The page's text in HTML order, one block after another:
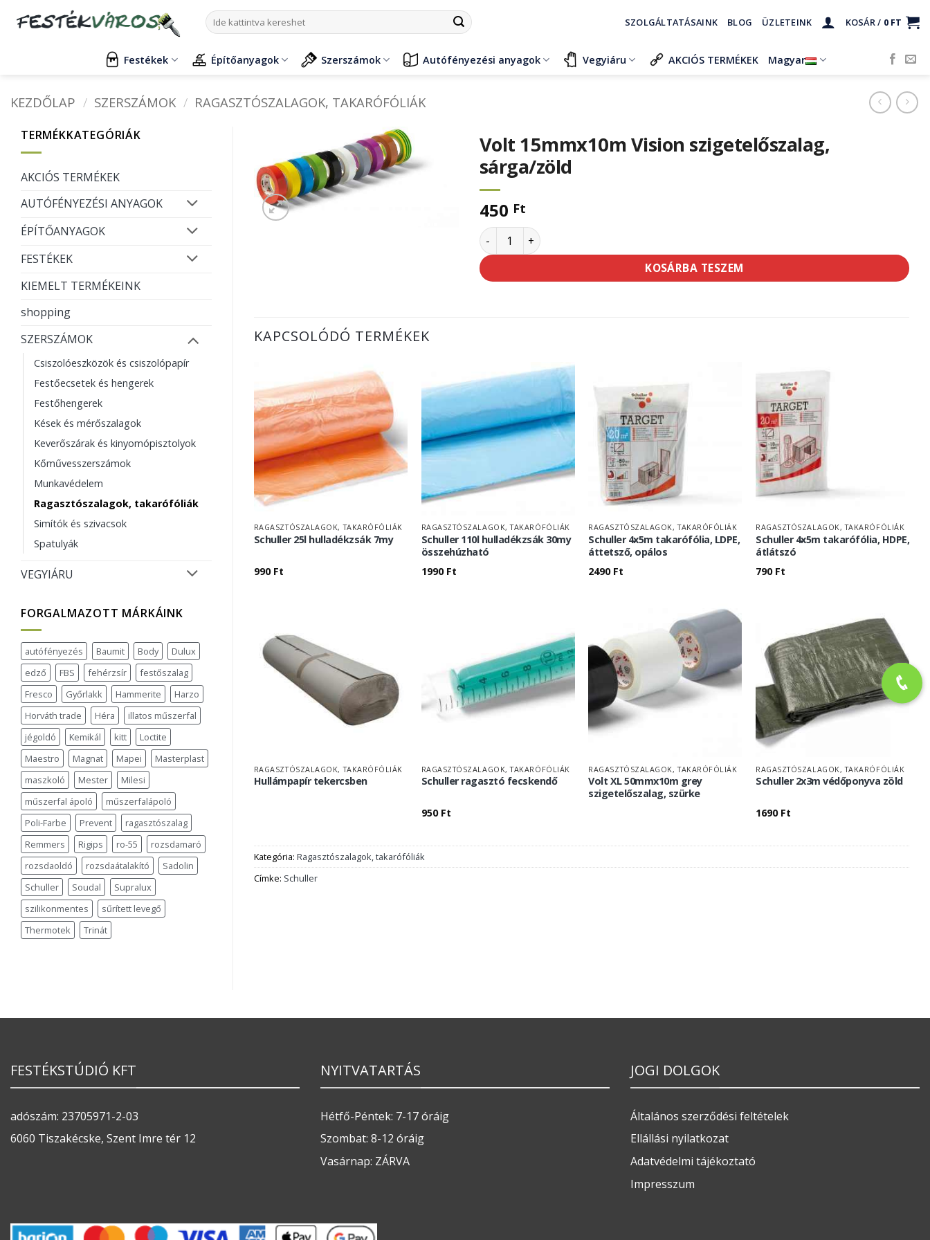
Keresés
a
SZOLGÁLTATÁSAINK BLOG ÜZLETEINK KOSÁR / 0 FT
Festékek Építőanyagok Szerszámok Autófényezési anyagok Vegyiáru AKCIÓS TERMÉKEK Magyar
KEZDŐLAP / SZERSZÁMOK / RAGASZTÓSZALAGOK, TAKARÓFÓLIÁK
TERMÉKKATEGÓRIÁK
AKCIÓS TERMÉKEK
AUTÓFÉNYEZÉSI ANYAGOK
ÉPÍTŐANYAGOK
FESTÉKEK
KIEMELT TERMÉKEINK
shopping
SZERSZÁMOK
Csiszolóeszközök és csiszolópapír
Festőecsetek és hengerek
Festőhengerek
Kések és mérőszalagok
Keverőszárak és kinyomópisztolyok
Kőművesszerszámok
Munkavédelem
Ragasztószalagok, takarófóliák
Simítók és szivacsok
Spatulyák
VEGYIÁRU
FORGALMAZOTT MÁRKÁINK
autófényezés Baumit Body
Dulux
edző
FBS fehérzsír
festőszalag
Fresco
Győrlakk Hammerite
Harzo
Horváth trade
Héra
illatos műszerfal
jégoldó
Kemikál kitt
Loctite
Maestro
Magnat Mapei
Masterplast
maszkoló
Mester
Milesi
műszerfal ápoló
műszerfalápoló
Poli-Farbe
Prevent
ragasztószalag
Remmers
Rigips ro-55
rozsdamaró
rozsdaoldó
rozsdaátalakító
Sadolin
Schuller
Soudal
Supralux
szilikonmentes
sűrített levegő
Thermotek
Trinát
Volt 15mmx10m Vision szigetelőszalag,
sárga/zöld
450 Ft
Volt 15mmx10m Vision szigetelőszalag, sárga/zöld mennyiség
KOSÁRBA TESZEM
KAPCSOLÓDÓ TERMÉKEK
RAGASZTÓSZALAGOK, TAKARÓFÓLIÁK
Schuller 25l hulladékzsák 7my
990 Ft
RAGASZTÓSZALAGOK, TAKARÓFÓLIÁK
Schuller 110l hulladékzsák 30my
összehúzható
1990 Ft
RAGASZTÓSZALAGOK, TAKARÓFÓLIÁK
Schuller 4x5m takarófólia, LDPE,
áttetsző, opálos
2490 Ft
RAGASZTÓSZALAGOK, TAKARÓFÓLIÁK
Schuller 4x5m takarófólia, HDPE,
átlátszó
790 Ft
RAGASZTÓSZALAGOK, TAKARÓFÓLIÁK
Hullámpapír tekercsben
RAGASZTÓSZALAGOK, TAKARÓFÓLIÁK
Schuller ragasztó fecskendő
950 Ft
RAGASZTÓSZALAGOK, TAKARÓFÓLIÁK
Volt XL 50mmx10m grey
szigetelőszalag, szürke
RAGASZTÓSZALAGOK, TAKARÓFÓLIÁK
Schuller 2x3m védőponyva zöld
1690 Ft
Kategória: Ragasztószalagok, takarófóliák
Címke: Schuller
FESTÉKSTÚDIÓ KFT
adószám: 23705971-2-03
6060 Tiszakécske, Szent Imre tér 12
NYITVATARTÁS
Hétfő-Péntek: 7-17 óráig
Szombat: 8-12 óráig
Vasárnap: ZÁRVA
JOGI DOLGOK
Általános szerződési feltételek
Ellállási nyilatkozat
Adatvédelmi tájékoztató
Impresszum